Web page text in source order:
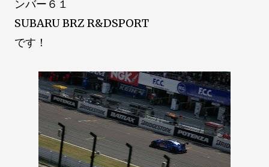
ンバー６１
SUBARU BRZ R&DSPORT
です！